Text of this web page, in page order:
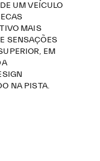
UM VEÍCULO
MAIS
SENSAÇÕES
EM
NA PISTA.